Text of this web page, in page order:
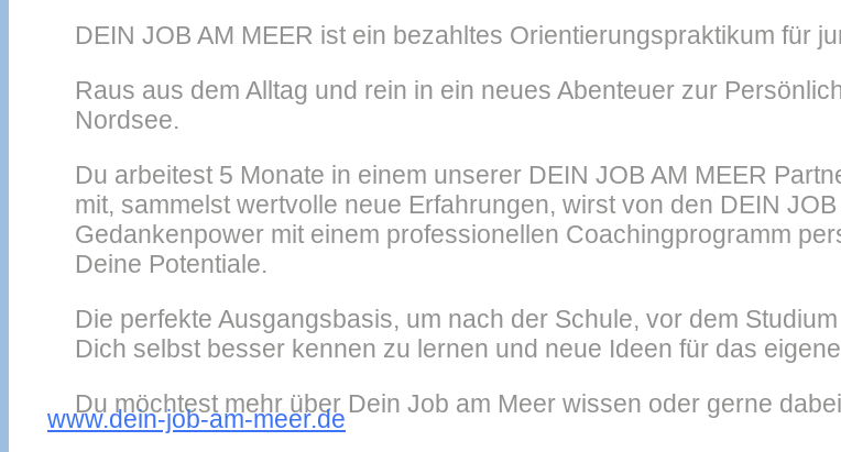
DEIN JOB AM MEER ist ein bezahltes Orientierungspraktikum für
Raus aus dem Alltag und rein in ein neues Abenteuer zur
Nordsee.
Du arbeitest 5 Monate in einem unserer DEIN JOB AM MEER
mit, sammelst wertvolle neue Erfahrungen, wirst von den DEIN
Gedankenpower mit einem professionellen Coachingprogramm
Deine Potentiale.
Die perfekte Ausgangsbasis, um nach der Schule, vor dem
Dich selbst besser kennen zu lernen und neue Ideen für das
Du möchtest mehr über Dein Job am Meer wissen oder gerne
www.dein-job-am-meer.de